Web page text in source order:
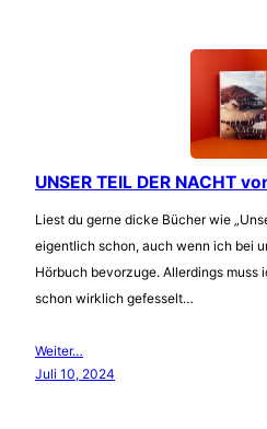
UNSER TEIL DER NACHT
Liest du gerne dicke Bücher wie
eigentlich schon, auch wenn ich bei
Hörbuch bevorzuge. Allerdings muss
schon wirklich gefesselt…
Weiter…
Juli 10, 2024